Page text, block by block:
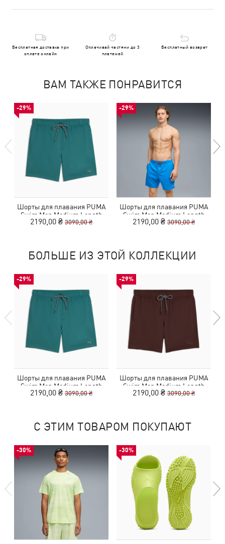
Бесплатная доставка при
оплате онлайн
Оплачивай частями до 3
платежей
Бесплатный возврат
ВАМ ТАКЖЕ ПОНРАВИТСЯ
-29%
Шорты для плавания PUMA
Swim Men Medium Length
2190,00 ₴ 3090,00 ₴
-29%
Шорты для плавания PUMA
Swim Men Medium Length
2190,00 ₴ 3090,00 ₴
БОЛЬШЕ ИЗ ЭТОЙ КОЛЛЕКЦИИ
-29%
Шорты для плавания PUMA
Swim Men Medium Length
2190,00 ₴ 3090,00 ₴
-29%
Шорты для плавания PUMA
Swim Men Medium Length
2190,00 ₴ 3090,00 ₴
С ЭТИМ ТОВАРОМ ПОКУПАЮТ
-30% -30%